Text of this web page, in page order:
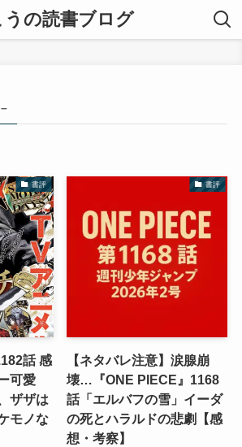
うの読書ブログ
書評
話 感
可愛
ザザは
モノな
書評
【ネタバレ注意】涙腺崩
壊…『ONE PIECE』1168
話「エルバフの雪」イーダ
の死とハラルドの悲劇【感
想・考察】